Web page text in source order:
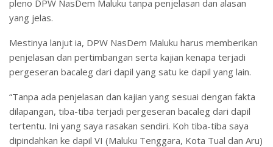
pleno DPW NasDem Maluku tanpa penjelasan dan alasan
yang jelas.
Mestinya lanjut ia, DPW NasDem Maluku harus memberikan
penjelasan dan pertimbangan serta kajian kenapa terjadi
pergeseran bacaleg dari dapil yang satu ke dapil yang lain.
“Tanpa ada penjelasan dan kajian yang sesuai dengan fakta
dilapangan, tiba-tiba terjadi pergeseran bacaleg dari dapil
tertentu. Ini yang saya rasakan sendiri. Koh tiba-tiba saya
dipindahkan ke dapil VI (Maluku Tenggara, Kota Tual dan Aru)